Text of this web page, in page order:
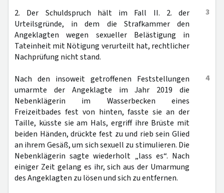
3
2. Der Schuldspruch hält im Fall II. 2. der
Urteilsgründe, in dem die Strafkammer den
Angeklagten wegen sexueller Belästigung in
Tateinheit mit Nötigung verurteilt hat, rechtlicher
Nachprüfung nicht stand.
4
Nach den insoweit getroffenen Feststellungen
umarmte der Angeklagte im Jahr 2019 die
Nebenklägerin im Wasserbecken eines
Freizeitbades fest von hinten, fasste sie an der
Taille, küsste sie am Hals, ergriff ihre Brüste mit
beiden Händen, drückte fest zu und rieb sein Glied
an ihrem Gesäß, um sich sexuell zu stimulieren. Die
Nebenklägerin sagte wiederholt „lass es“. Nach
einiger Zeit gelang es ihr, sich aus der Umarmung
des Angeklagten zu lösen und sich zu entfernen.